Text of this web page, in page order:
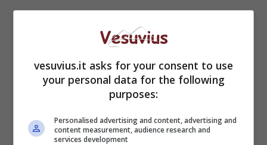
vesuvius.it asks for your consent to use
your personal data for the following
purposes:
Personalised advertising and content, advertising and
content measurement, audience research and
services development